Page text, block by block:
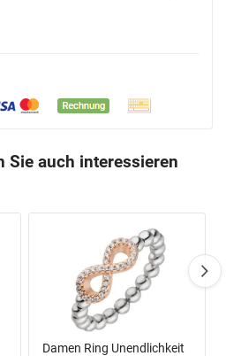
Sie auch interessieren
Damen Ring Unendlichkeit